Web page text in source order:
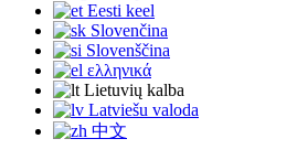
Eesti keel
Slovenčina
Slovenščina
ελληνικά
Lietuvių kalba
Latviešu valoda
中文